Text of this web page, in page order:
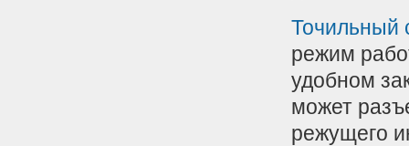
Точильный
режим
удобном
может
режущего